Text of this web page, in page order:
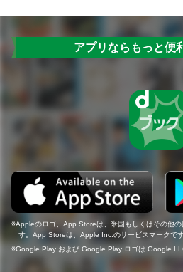
アプリならもっと便
Appleのロゴ、App Storeは、米国もしくはその他
す。App Storeは、Apple Inc.のサービスマークです
Google Play および Google Play ロゴは Google